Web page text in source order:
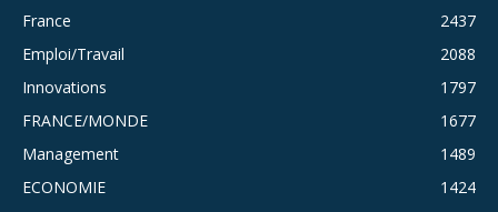
France
2437
Emploi/Travail
2088
Innovations
1797
FRANCE/MONDE
1677
Management
1489
ECONOMIE
1424